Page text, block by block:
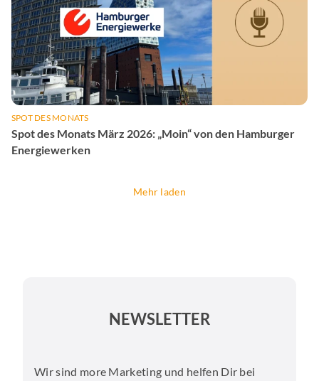
SPOT DES MONATS
Spot des Monats März 2026: „Moin“ von den Hamburger
Energiewerken
Mehr laden
NEWSLETTER
Wir sind more Marketing und helfen Dir bei